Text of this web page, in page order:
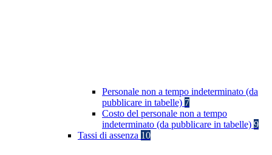
Personale non a tempo indeterminato (da
pubblicare in tabelle) 7
Costo del personale non a tempo
indeterminato (da pubblicare in tabelle) 9
Tassi di assenza 10